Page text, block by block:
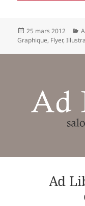
Publié
le
25 mars 2012
Graphique, Flyer,
Ad